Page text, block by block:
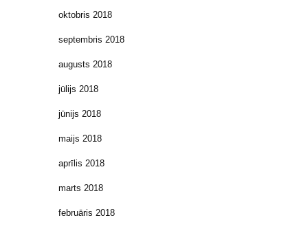
oktobris 2018
septembris 2018
augusts 2018
jūlijs 2018
jūnijs 2018
maijs 2018
aprīlis 2018
marts 2018
februāris 2018